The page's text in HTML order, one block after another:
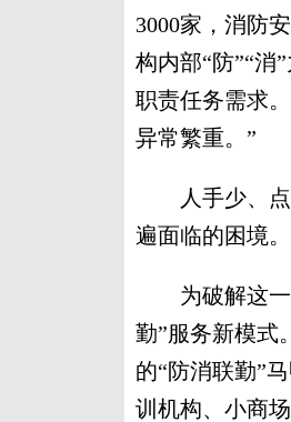
3000家，消防
构内部“防”“消
职责任务需求
异常繁重。”
人手少、点
遍面临的困境。
为破解这一
勤”服务新模式
的“防消联勤”
训机构、小商